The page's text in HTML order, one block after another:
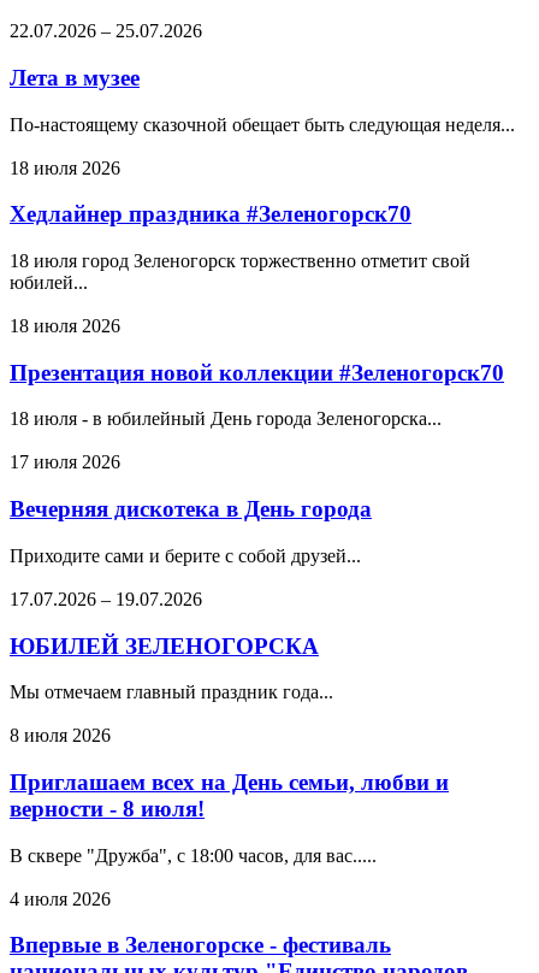
22.07.2026 – 25.07.2026
Лета в музее
По-настоящему сказочной обещает быть следующая неделя...
18 июля 2026
Хедлайнер праздника #Зеленогорск70
18 июля город Зеленогорск торжественно отметит свой
юбилей...
18 июля 2026
Презентация новой коллекции #Зеленогорск70
18 июля - в юбилейный День города Зеленогорска...
17 июля 2026
Вечерняя дискотека в День города
Приходите сами и берите с собой друзей...
17.07.2026 – 19.07.2026
ЮБИЛЕЙ ЗЕЛЕНОГОРСКА
Мы отмечаем главный праздник года...
8 июля 2026
Приглашаем всех на День семьи, любви и
верности - 8 июля!
В сквере "Дружба", с 18:00 часов, для вас.....
4 июля 2026
Впервые в Зеленогорске - фестиваль